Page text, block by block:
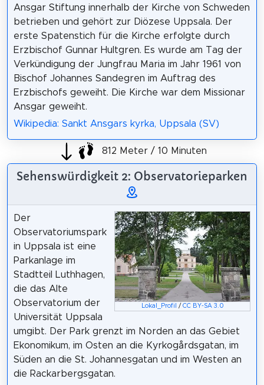
Ansgar Stiftung innerhalb der Kirche von Schweden
betrieben und gehört zur Diözese Uppsala. Der
erste Spatenstich für die Kirche erfolgte durch
Erzbischof Gunnar Hultgren. Es wurde am Tag der
Verkündigung der Jungfrau Maria im Jahr 1961 von
Bischof Johannes Sandegren im Auftrag des
Erzbischofs geweiht. Die Kirche war dem Missionar
Ansgar geweiht.
Wikipedia: Sankt Ansgars kyrka, Uppsala (SV)
812 Meter / 10 Minuten
Sehenswürdigkeit 2: Observatorieparken
Lokal_Profil / CC BY-SA 3.0
Der
Observatoriumspark
in Uppsala ist eine
Parkanlage im
Stadtteil Luthhagen,
die das Alte
Observatorium der
Universität Uppsala
umgibt. Der Park grenzt im Norden an das Gebiet
Ekonomikum, im Osten an die Kyrkogårdsgatan, im
Süden an die St. Johannesgatan und im Westen an
die Rackarbergsgatan.